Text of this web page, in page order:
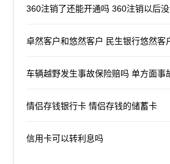
360注销了还能开通吗 360注销以后
卓然客户和悠然客户 民生银行悠然客
车辆越野发生事故保险赔吗 单方面事
情侣存钱银行卡 情侣存钱的储蓄卡
信用卡可以转利息吗